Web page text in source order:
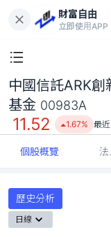
財富自由
立即使用APP
中國信託ARK創
中國信託ARK
基金 00983A
11.52 1.67% 最
個股概覽 法
歷史分析
日線